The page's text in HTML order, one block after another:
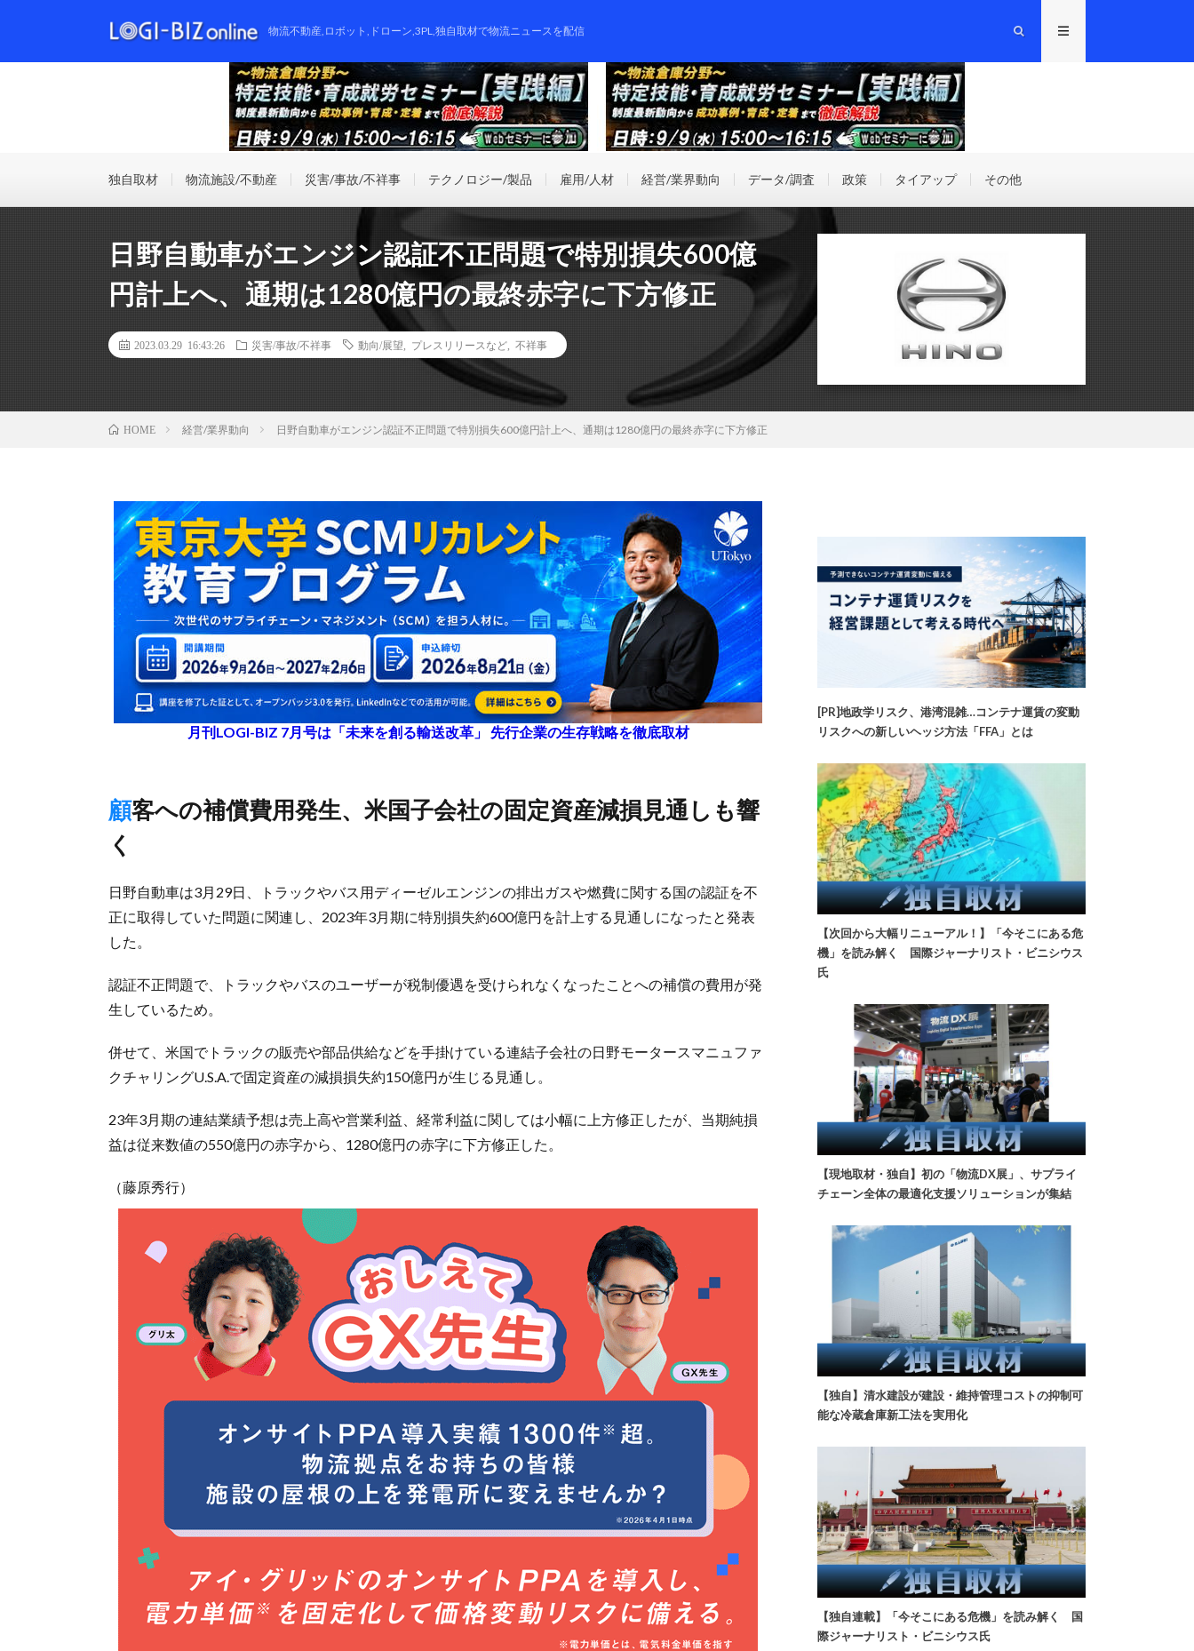
物流不動産,ロボット,ドローン,3PL,独自取材で物流ニュースを配信
独自取材 物流施設/不動産 災害/事故/不祥事 テクノロジー/製品 雇用/人材 経営/業界動向 データ/調査 政策 タイアップ その他
日野自動車がエンジン認証不正問題で特別損失600億
円計上へ、通期は1280億円の最終赤字に下方修正
2023.03.29 16:43:26 災害/事故/不祥事 動向/展望 プレスリリースなど 不祥事
HOME 経営/業界動向 日野自動車がエンジン認証不正問題で特別損失600億円計上へ、通期は1280億円の最終赤字に下方修正
月刊LOGI-BIZ 7月号は「未来を創る輸送改革」 先行企業の生存戦略を徹底取材
顧客への補償費用発生、米国子会社の固定資産減損見通しも響
く
日野自動車は3月29日、トラックやバス用ディーゼルエンジンの排出ガスや燃費に関する国の認証を不
正に取得していた問題に関連し、2023年3月期に特別損失約600億円を計上する見通しになったと発表
した。
認証不正問題で、トラックやバスのユーザーが税制優遇を受けられなくなったことへの補償の費用が発
生しているため。
併せて、米国でトラックの販売や部品供給などを手掛けている連結子会社の日野モータースマニュファ
クチャリングU.S.A.で固定資産の減損損失約150億円が生じる見通し。
23年3月期の連結業績予想は売上高や営業利益、経常利益に関しては小幅に上方修正したが、当期純損
益は従来数値の550億円の赤字から、1280億円の赤字に下方修正した。
（藤原秀行）
[PR]地政学リスク、港湾混雑…コンテナ運賃の変動
リスクへの新しいヘッジ方法「FFA」とは
【次回から大幅リニューアル！】「今そこにある危
機」を読み解く 国際ジャーナリスト・ビニシウス
氏
【現地取材・独自】初の「物流DX展」、サプライ
チェーン全体の最適化支援ソリューションが集結
【独自】清水建設が建設・維持管理コストの抑制可
能な冷蔵倉庫新工法を実用化
【独自連載】「今そこにある危機」を読み解く 国
際ジャーナリスト・ビニシウス氏